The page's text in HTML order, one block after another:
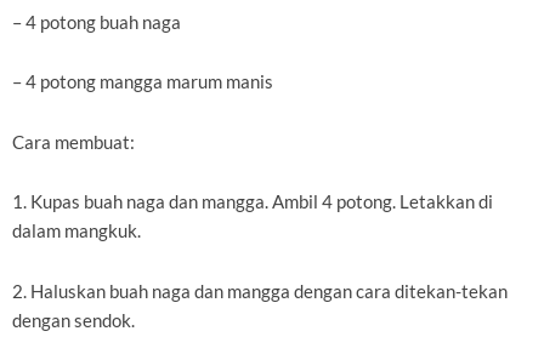
– 4 potong buah naga
– 4 potong mangga marum manis
Cara membuat:
1. Kupas buah naga dan mangga. Ambil 4 potong. Letakkan di
dalam mangkuk.
2. Haluskan buah naga dan mangga dengan cara ditekan-tekan
dengan sendok.